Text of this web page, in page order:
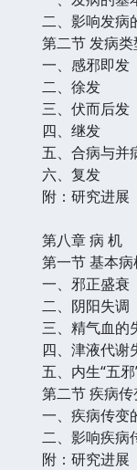
二、影响发病
第二节 发病类
一、感邪即发
二、徐发
三、伏而后发
四、继发
五、合病与并
六、复发
附：研究进展
第八章 病 机
第一节 基本病
一、邪正盛衰
二、阴阳失调
三、精气血的
四、津液代谢
五、内生“五邪
第二节 疾病传
一、疾病传变
二、影响疾病
附：研究进展